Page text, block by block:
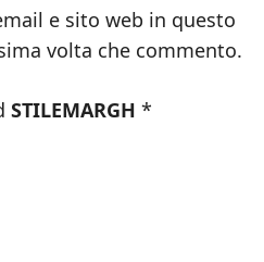
e sito web in questo
volta che commento.
STILEMARGH *